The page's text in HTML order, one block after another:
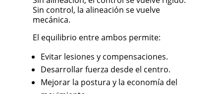
Sin control, la alineación se vuelve
mecánica.
El equilibrio entre ambos permite:
Evitar lesiones y compensaciones.
Desarrollar fuerza desde el centro.
Mejorar la postura y la economía del